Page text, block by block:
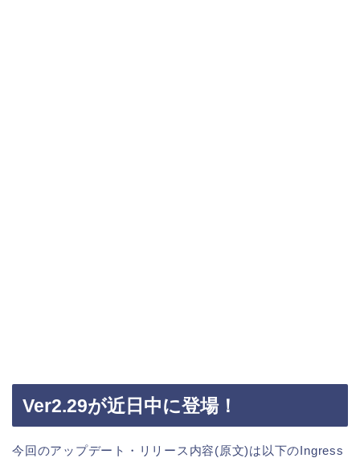
Ver2.29が近日中に登場！
今回のアップデート・リリース内容(原文)は以下のIngress